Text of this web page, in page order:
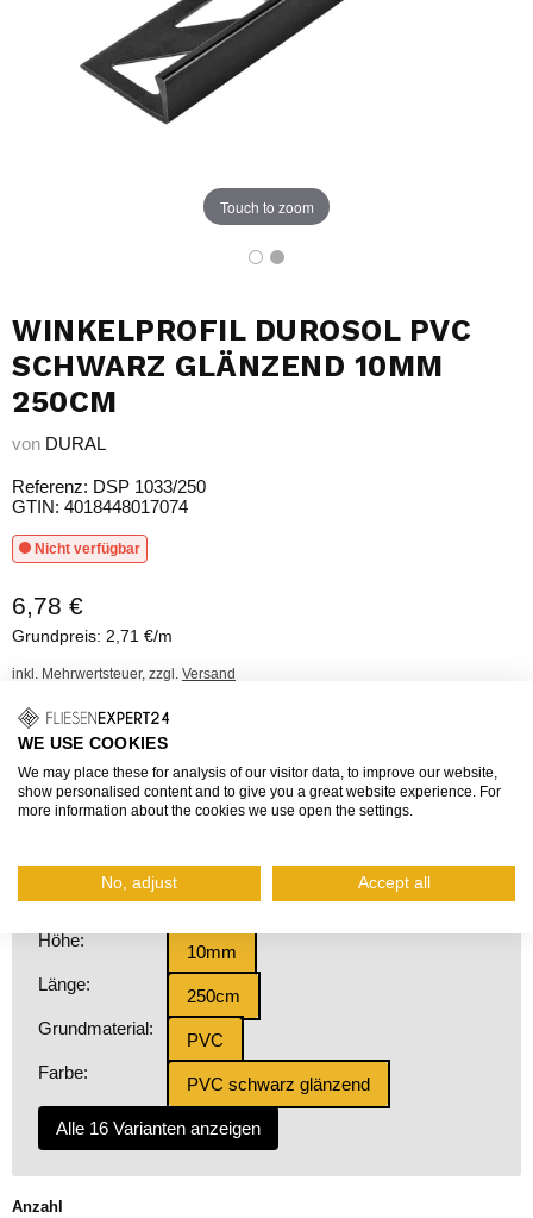
Touch to zoom
WINKELPROFIL DUROSOL PVC
SCHWARZ GLÄNZEND 10MM
250CM
von DURAL
Referenz: DSP 1033/250
GTIN: 4018448017074
Nicht verfügbar
6,78 €
Grundpreis: 2,71 €/m
inkl. Mehrwertsteuer, zzgl. Versand
Mit den PVC-Profilen der DUROSOL-Serie können Fliesenkanten
kostengünstig und langfristig geschützt werden, wodurch sie ihre
Schönheit bewahren. Die DUROSOL PVC Winkelprofile sind in
verschiedenen Höhen und Farben verfügbar.
Fragen zum Produkt?
Höhe:
10mm
Länge:
250cm
Grundmaterial:
PVC
Farbe:
PVC schwarz glänzend
Alle 16 Varianten anzeigen
Anzahl
WE USE COOKIES
We may place these for analysis of our visitor data, to improve our website,
show personalised content and to give you a great website experience. For
more information about the cookies we use open the settings.
No, adjust Accept all